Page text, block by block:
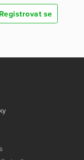
Registrovat se